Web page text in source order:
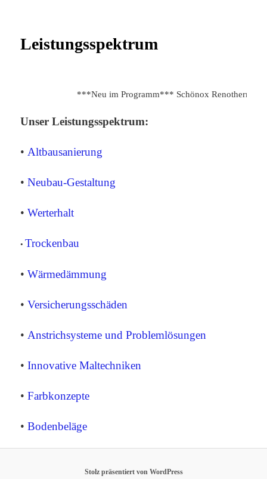
Leistungsspektrum
***Neu im Programm*** Schönox Renotherm
Unser Leistungsspektrum:
• Altbausanierung
•Neubau-Gestaltung
•Werterhalt
• Trockenbau
•Wärmedämmung
•Versicherungsschäden
• Anstrichsysteme und Problemlösungen
•Innovative Maltechniken
•Farbkonzepte
•Bodenbeläge
Stolz präsentiert von WordPress